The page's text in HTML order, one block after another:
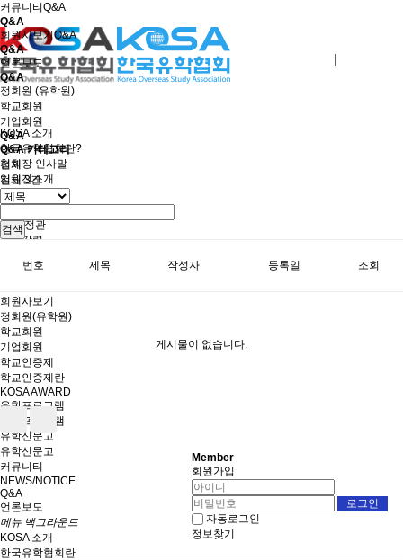
KOSA 소개
한국유학협회란?
협회장 인사말
임원진소개
조직도
회칙/정관
윤리강령
회원사인증
회원사보기
정회원(유학원)
학교회원
기업회원
학교인증제
학교인증제란
KOSA AWARD
유학프로그램
유학프로그램
유학신문고
유학신문고
커뮤니티
NEWS/NOTICE
Q&A
언론보도
메뉴 백그라운드
KOSA 소개
한국유학협회란
커뮤니티 Q&A
Q&A
회원사보기Q&A
Q&A
언론보도
Q&A
정회원 (유학원)
학교회원
기업회원
Q&A
Q&A 카테고리
전체
전체3건
검색
번호 제목 작성자 등록일 조회
게시물이 없습니다.
Member
회원가입
자동로그인
정보찾기